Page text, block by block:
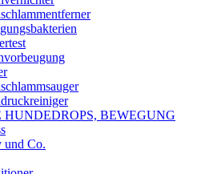
BEWEGUNG
und Co.